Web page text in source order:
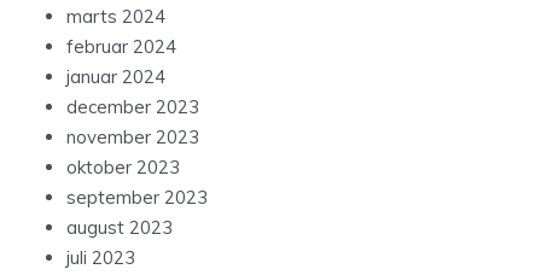
marts 2024
februar 2024
januar 2024
december 2023
november 2023
oktober 2023
september 2023
august 2023
juli 2023